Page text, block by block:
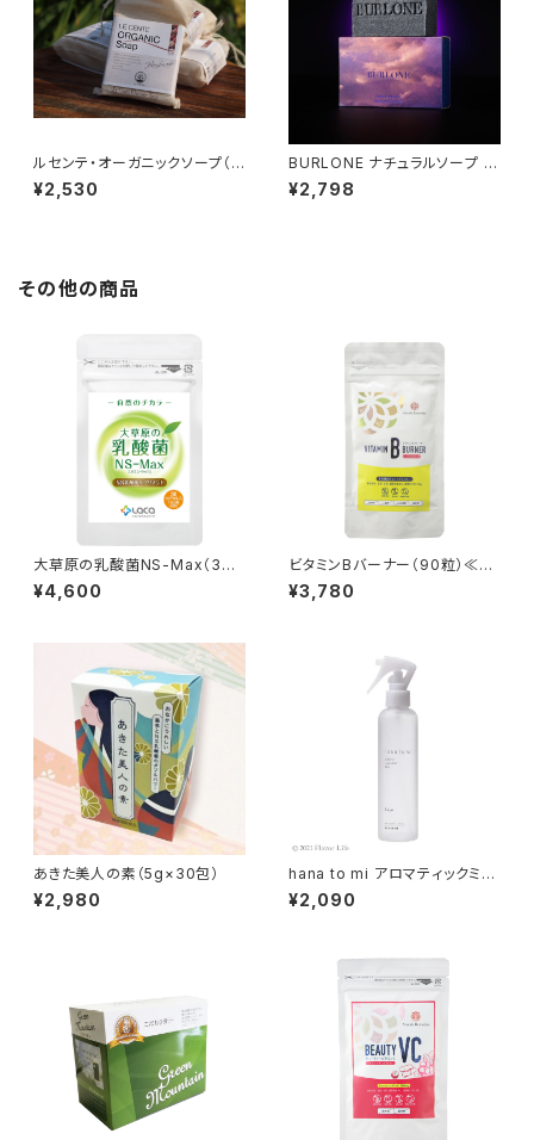
ルセンテ・オーガニックソープ（8
0g）
¥2,530
BURLONE ナチュラルソープ ス
ペースブラック＜フローラルの
香り＞（100ｇ）
¥2,798
その他の商品
大草原の乳酸菌NS-Max（36
粒） ≪18日分≫
¥4,600
ビタミンBバーナー（90粒）≪ビ
タミンB群・核酸≫
¥3,780
あきた美人の素（5g×30包）
¥2,980
hana to mi アロマティックミス
ト kayo(REFRESH)
¥2,090